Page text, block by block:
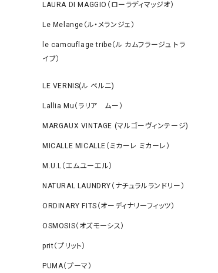
LAURA DI MAGGIO（ローラディマッジオ）
Le Melange（ル・メランジェ）
le camouflage tribe（ル カムフラージュ トラ
イブ）
LE VERNIS(ル ベルニ)
Lallia Mu（ラリア ムー）
MARGAUX VINTAGE (マルゴーヴィンテージ)
MICALLE MICALLE（ミカーレ ミカーレ）
M.U.L（エムユーエル）
NATURAL LAUNDRY（ナチュラルランドリー）
ORDINARY FITS（オーディナリーフィッツ）
OSMOSIS（オズモーシス）
prit（プリット）
PUMA（プーマ）